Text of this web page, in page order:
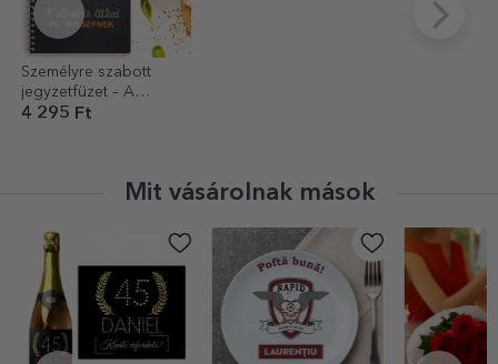
Személyre szabott
jegyzetfüzet – A
mesterséf titkai
4 295 Ft
Mit vásárolnak mások